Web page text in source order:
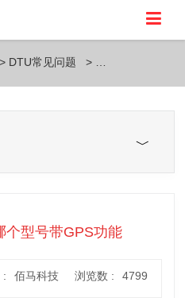
DTU常见问题
个型号带GPS功能
: 佰马科技 浏览数 : 4799